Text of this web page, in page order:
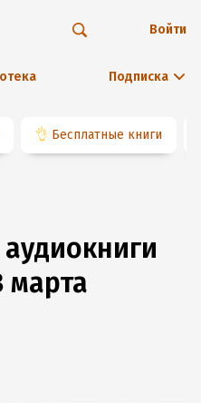
Подписка
Войти
👌 Бесплатные книги
марта